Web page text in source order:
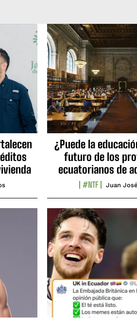
¿Puede la
futuro de los
ecuatorianos de
#NTF Juan